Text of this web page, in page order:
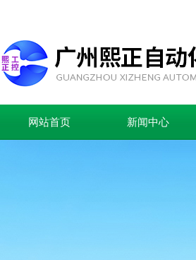
网站首页 新闻中心